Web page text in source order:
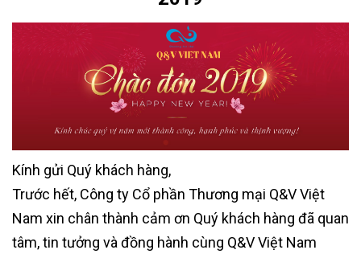
Kính gửi Quý khách hàng,
Trước hết, Công ty Cổ phần Thương mại Q&V Việt
Nam xin chân thành cảm ơn Quý khách hàng đã quan
tâm, tin tưởng và đồng hành cùng Q&V Việt Nam